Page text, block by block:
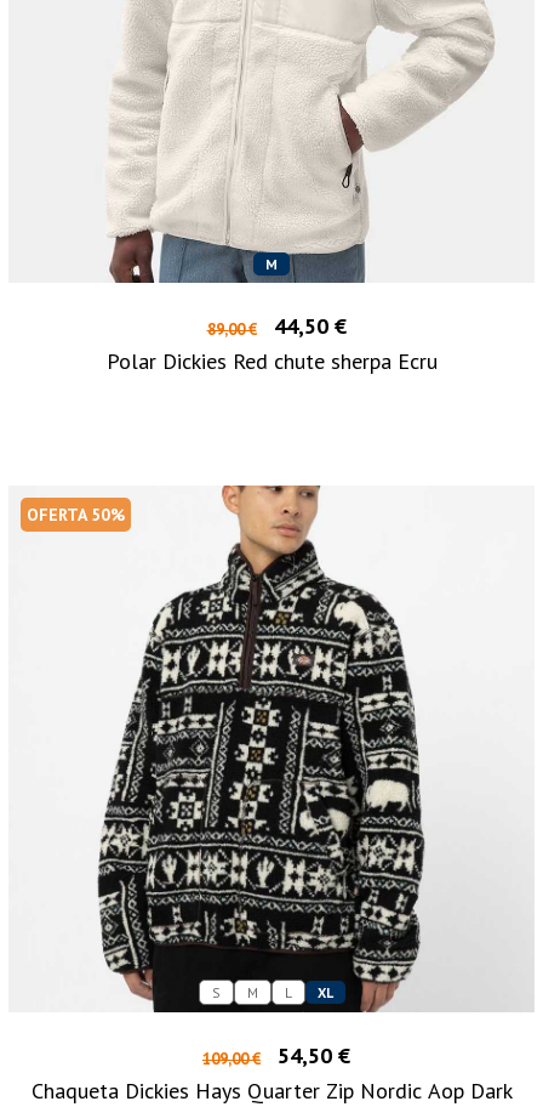
M
89,00 €
44,50 €
Polar Dickies Red chute sherpa Ecru
OFERTA 50%
S M L XL
109,00 €
54,50 €
Chaqueta Dickies Hays Quarter Zip Nordic Aop Dark